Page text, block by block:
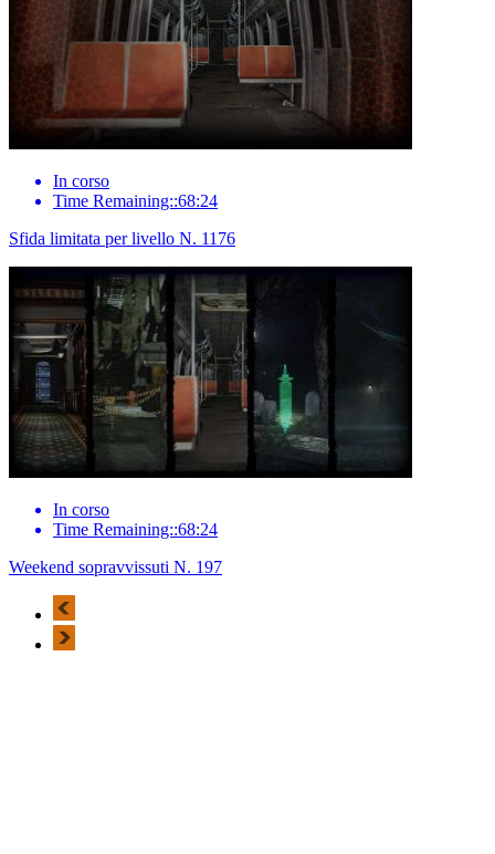
In corso
Time Remaining::68:24
Sfida limitata per livello N. 1176
In corso
Time Remaining::68:24
Weekend sopravvissuti N. 197